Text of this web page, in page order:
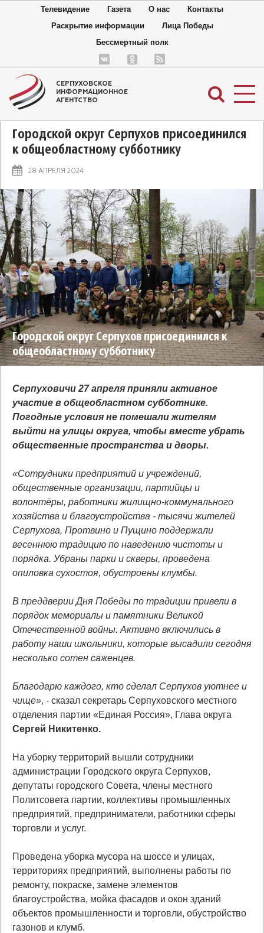
Телевидение Газета О нас
Контакты
Раскрытие информации
Лица Победы
Бессмертный полк
СЕРПУХОВСКОЕ
ИНФОРМАЦИОННОЕ
АГЕНТСТВО
Городской округ Серпухов присоединился
к общеобластному субботнику
28 АПРЕЛЯ 2024
Городской округ Серпухов присоединился к
общеобластному субботнику
Серпуховичи 27 апреля приняли активное
участие в общеобластном субботнике.
Погодные условия не помешали жителям
выйти на улицы округа, чтобы вместе убрать
общественные пространства и дворы.
«Сотрудники предприятий и учреждений,
общественные организации, партийцы и
волонтёры, работники жилищно-коммунального
хозяйства и благоустройства - тысячи жителей
Серпухова, Протвино и Пущино поддержали
весеннюю традицию по наведению чистоты и
порядка. Убраны парки и скверы, проведена
опиловка сухостоя, обустроены клумбы.
В преддверии Дня Победы по традиции привели в
порядок мемориалы и памятники Великой
Отечественной войны. Активно включились в
работу наши школьники, которые высадили сегодня
несколько сотен саженцев.
Благодарю каждого, кто сделал Серпухов уютнее и
чище», - сказал секретарь Серпуховского местного
отделения партии «Единая Россия», Глава округа
Сергей Никитенко.
На уборку территорий вышли сотрудники
администрации Городского округа Серпухов,
депутаты городского Совета, члены местного
Политсовета партии, коллективы промышленных
предприятий, предприниматели, работники сферы
торговли и услуг.
Проведена уборка мусора на шоссе и улицах,
территориях предприятий, выполнены работы по
ремонту, покраске, замене элементов
благоустройства, мойка фасадов и окон зданий
объектов промышленности и торговли, обустройство
газонов и клумб.